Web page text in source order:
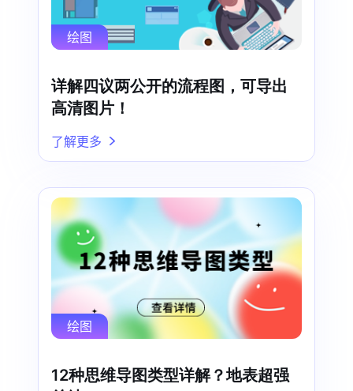
绘图
详解四议两公开的流程图，可导出
高清图片！
了解更多
绘图
12种思维导图类型详解？地表超强